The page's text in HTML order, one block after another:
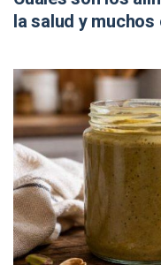
la salud y